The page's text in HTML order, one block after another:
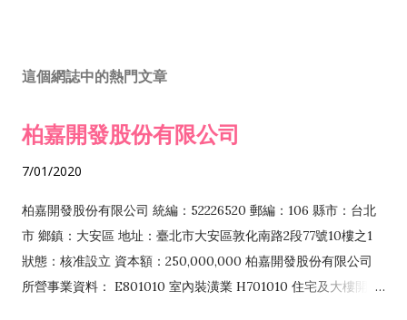
這個網誌中的熱門文章
柏嘉開發股份有限公司
7/01/2020
柏嘉開發股份有限公司 統編：52226520 郵編：106 縣市：台北
市 鄉鎮：大安區 地址：臺北市大安區敦化南路2段77號10樓之1
狀態：核准設立 資本額：250,000,000 柏嘉開發股份有限公司
所營事業資料： E801010 室內裝潢業 H701010 住宅及大樓開發